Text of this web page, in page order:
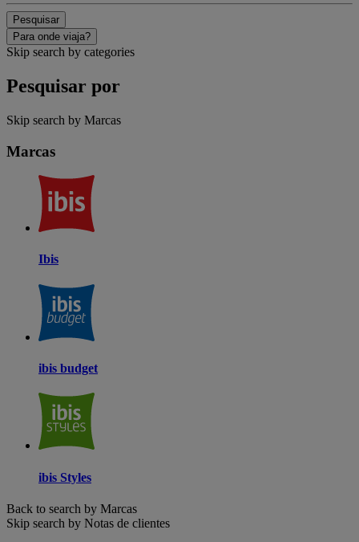
Pesquisar
Para onde viaja?
Skip search by categories
Pesquisar por
Skip search by Marcas
Marcas
Ibis
ibis budget
ibis Styles
Back to search by Marcas
Skip search by Notas de clientes